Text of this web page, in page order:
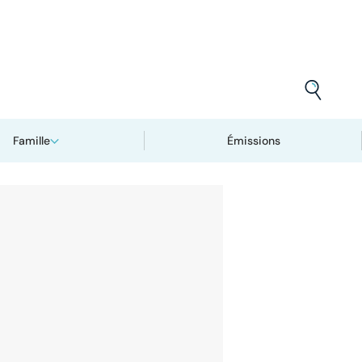
Famille Émissions